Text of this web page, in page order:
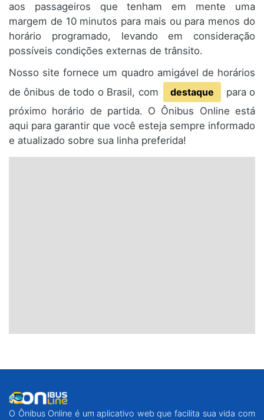
aos passageiros que tenham em mente uma
margem de 10 minutos para mais ou para menos do
horário programado, levando em consideração
possíveis condições externas de trânsito.
Nosso site fornece um quadro amigável de horários
de ônibus de todo o Brasil, com
destaque
para o
próximo horário de partida. O Ônibus Online está
aqui para garantir que você esteja sempre informado
e atualizado sobre sua linha preferida!
O Ônibus Online é um aplicativo web que facilita sua vida com